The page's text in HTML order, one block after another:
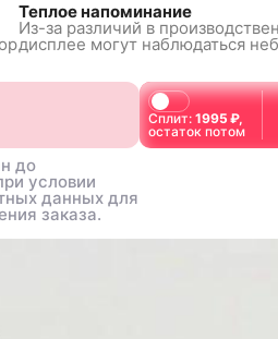
Теплое напоминание
Из-за различий в
дисплее могут наблюдаться
до
условии
данных для
заказа.
до
условии
данных для
заказа.
Сплит:1995 ₽,
остаток потом